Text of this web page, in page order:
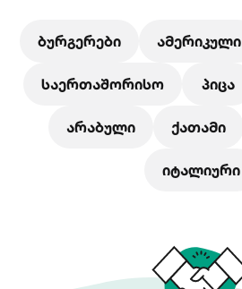
ბურგერები ამერიკული
საერთაშორისო პიცა
არაბული ქათამი
იტალიური